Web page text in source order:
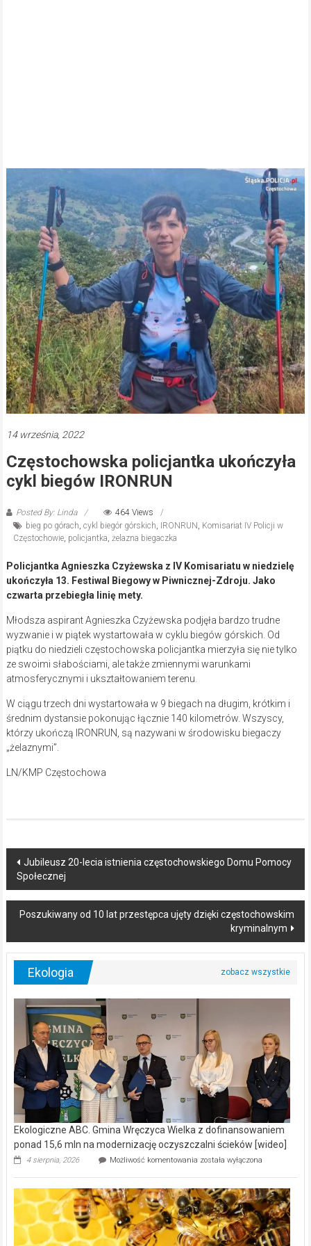
14 września, 2022
Częstochowska policjantka ukończyła
cykl biegów IRONRUN
Posted By: Linda
464 Views
bieg po górach, cykl biegór górskich, IRONRUN , Komisariat IV Policji w
Częstochowie, policjantka, żelazna biegaczka
Policjantka Agnieszka Czyżewska z IV Komisariatu w niedzielę
ukończyła 13. Festiwal Biegowy w Piwnicznej-Zdroju. Jako
czwarta przebiegła linię mety.
Młodsza aspirant Agnieszka Czyżewska podjęła bardzo trudne
wyzwanie i w piątek wystartowała w cyklu biegów górskich. Od
piątku do niedzieli częstochowska policjantka mierzyła się nie tylko
ze swoimi słabościami, ale także zmiennymi warunkami
atmosferycznymi i ukształtowaniem terenu.
W ciągu trzech dni wystartowała w 9 biegach na długim, krótkim i
średnim dystansie pokonując łącznie 140 kilometrów. Wszyscy,
którzy ukończą IRONRUN, są nazywani w środowisku biegaczy
„żelaznymi”.
LN/KMP Częstochowa
Post
navigation
Jubileusz 20-lecia istnienia częstochowskiego Domu Pomocy
Społecznej
Poszukiwany od 10 lat przestępca ujęty dzięki częstochowskim
kryminalnym
Ekologia
Ekologiczne ABC. Gmina Wręczyca Wielka z dofinansowaniem
ponad 15,6 mln na modernizację oczyszczalni ścieków [wideo]
4 sierpnia, 2026 Możliwość komentowania Ekologiczne
Wręczyca
Wielka
z
dofinansowaniem
ponad
została wyłączona